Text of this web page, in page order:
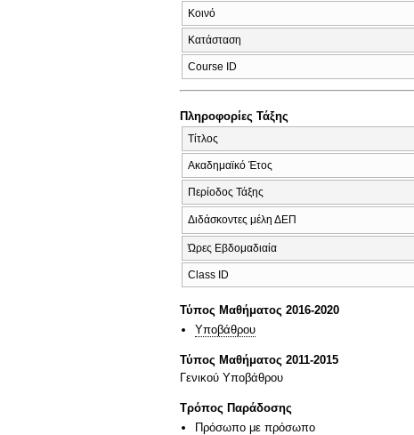
Κοινό
Κατάσταση
Course ID
Πληροφορίες Τάξης
Τίτλος
Ακαδημαϊκό Έτος
Περίοδος Τάξης
Διδάσκοντες μέλη ΔΕΠ
Ώρες Εβδομαδιαία
Class ID
Τύπος Μαθήματος 2016-2020
Υποβάθρου
Τύπος Μαθήματος 2011-2015
Γενικού Υποβάθρου
Τρόπος Παράδοσης
Πρόσωπο με πρόσωπο